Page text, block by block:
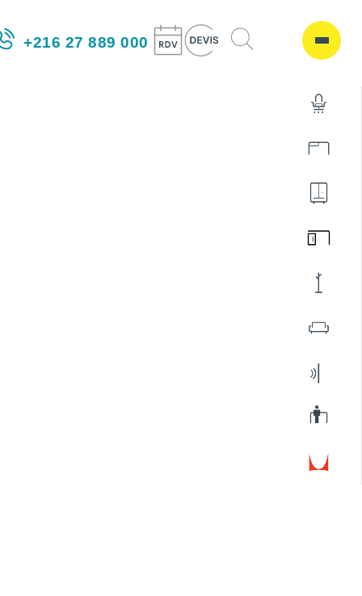
+216 27 889 000